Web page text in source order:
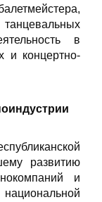
в
и концертно-
развитию
и